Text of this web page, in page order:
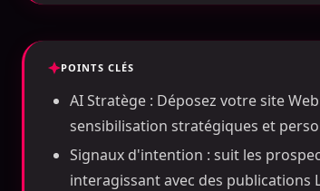
POINTS CLÉS
AI Stratège : Déposez votre site
sensibilisation stratégiques et
Signaux d'intention : suit les
interagissant avec des publications